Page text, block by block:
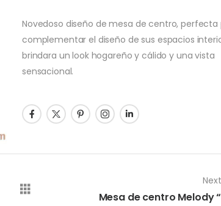
Novedoso diseño de mesa de centro, perfecta
complementar el diseño de sus espacios
brindara un look hogareño y cálido y una vista
sensacional.